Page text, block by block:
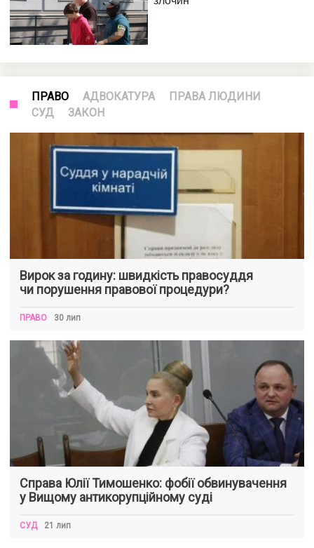
ПРАВО АДВОКАТУРА
ПРАВА ЛЮДИНИ
СУД
ЗАКОН
Вирок за годину: швидкість правосуддя
чи порушення правової процедури?
ПРАВО 30 лип
Справа Юлії Тимошенко: фобії обвинувачення
у Вищому антикорупційному суді
СУД 21 лип